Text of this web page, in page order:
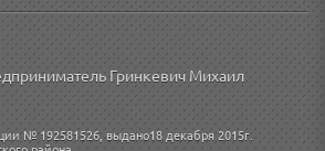
Гринкевич Михаил
№ 192581526, выдано18 декабря 2015г.